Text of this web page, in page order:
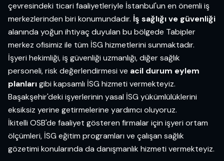
çevresindeki ticari faaliyetleriyle İstanbul'un en önemli iş
merkezlerinden biri konumundadır. İş sağlığı ve güvenliği
alanında yoğun ihtiyaç duyulan bu bölgede Tabipler
merkez ofisimiz ile tüm İSG hizmetlerini sunmaktadır.
İşyeri hekimliği, iş güvenliği uzmanlığı, diğer sağlık
personeli, risk değerlendirmesi ve acil durum eylem
planlarıgibi kapsamlı İSG hizmeti vermekteyiz.
Başakşehir'deki işyerlerinin yasal İSG yükümlülüklerini
eksiksiz yerine getirmelerine yardımcı oluyoruz.
İkitelli OSB'de faaliyet gösteren firmalar için işyeri ortam
ölçümleri, İSG eğitim programları ve çalışan sağlık
gözetimi konularında da danışmanlık hizmeti vermekteyiz.